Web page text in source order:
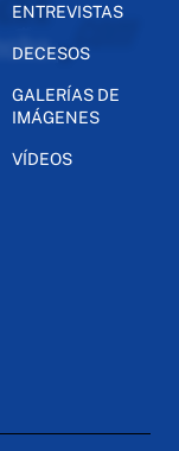
ENTREVISTAS
DECESOS
GALERÍAS DE
IMÁGENES
VÍDEOS